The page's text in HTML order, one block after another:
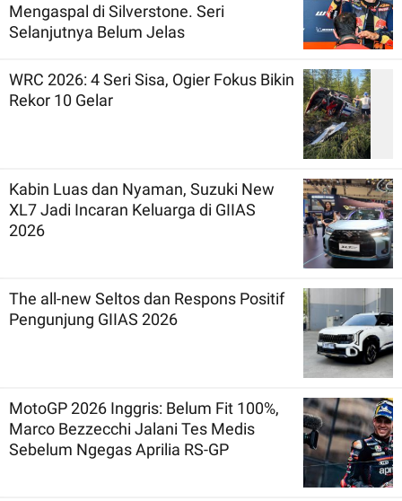
Mengaspal di Silverstone. Seri
Selanjutnya Belum Jelas
WRC 2026: 4 Seri Sisa, Ogier Fokus Bikin
Rekor 10 Gelar
Kabin Luas dan Nyaman, Suzuki New
XL7 Jadi Incaran Keluarga di GIIAS
2026
The all-new Seltos dan Respons Positif
Pengunjung GIIAS 2026
MotoGP 2026 Inggris: Belum Fit 100%,
Marco Bezzecchi Jalani Tes Medis
Sebelum Ngegas Aprilia RS-GP